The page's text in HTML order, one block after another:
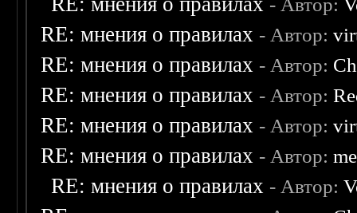
- Автор:
RE: мнения о правилах - Автор:
RE: мнения о правилах - Автор:
RE: мнения о правилах - Автор:
RE: мнения о правилах - Автор:
RE: мнения о правилах - Автор:
RE: мнения о правилах - Автор: